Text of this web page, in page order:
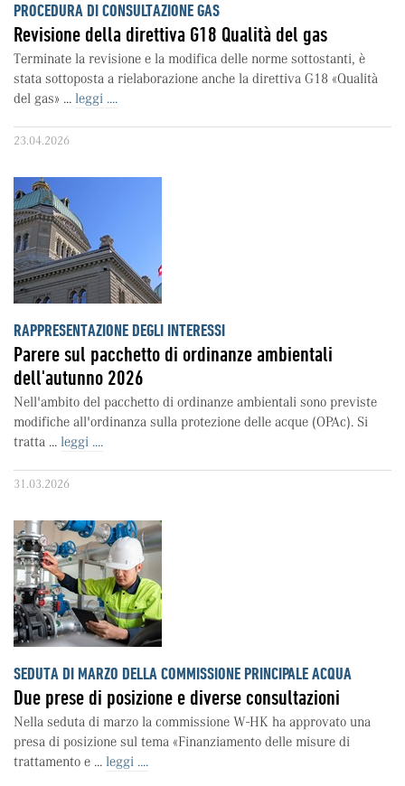
PROCEDURA DI CONSULTAZIONE GAS
Revisione della direttiva G18 Qualità del gas
Terminate la revisione e la modifica delle norme sottostanti, è
stata sottoposta a rielaborazione anche la direttiva G18 «Qualità
del gas» ... leggi ....
23.04.2026
RAPPRESENTAZIONE DEGLI INTERESSI
Parere sul pacchetto di ordinanze ambientali
dell'autunno 2026
Nell'ambito del pacchetto di ordinanze ambientali sono previste
modifiche all'ordinanza sulla protezione delle acque (OPAc). Si
tratta ... leggi ....
31.03.2026
SEDUTA DI MARZO DELLA COMMISSIONE PRINCIPALE ACQUA
Due prese di posizione e diverse consultazioni
Nella seduta di marzo la commissione W-HK ha approvato una
presa di posizione sul tema «Finanziamento delle misure di
trattamento e ... leggi ....